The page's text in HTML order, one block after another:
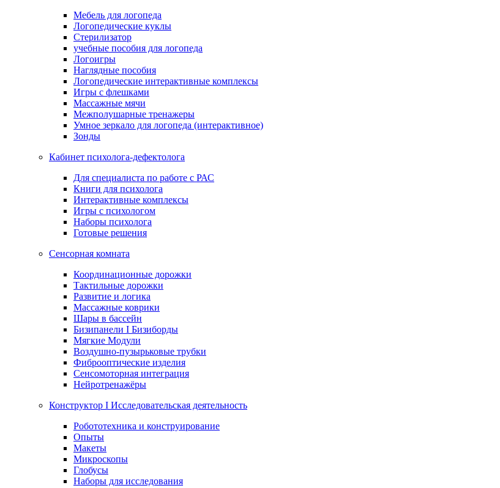
Мебель для логопеда
Логопедические куклы
Стерилизатор
учебные пособия для логопеда
Логоигры
Наглядные пособия
Логопедические интерактивные комплексы
Игры с флешками
Массажные мячи
Межполушарные тренажеры
Умное зеркало для логопеда (интерактивное)
Зонды
Кабинет психолога-дефектолога
Для специалиста по работе с РАС
Книги для психолога
Интерактивные комплексы
Игры с психологом
Наборы психолога
Готовые решения
Сенсорная комната
Координационные дорожки
Тактильные дорожки
Развитие и логика
Массажные коврики
Шары в бассейн
Бизипанели I Бизиборды
Мягкие Модули
Воздушно-пузырьковые трубки
Фиброоптические изделия
Сенсомоторная интеграция
Нейротренажёры
Конструктор I Исследовательская деятельность
Робототехника и конструирование
Опыты
Макеты
Микроскопы
Глобусы
Наборы для исследования